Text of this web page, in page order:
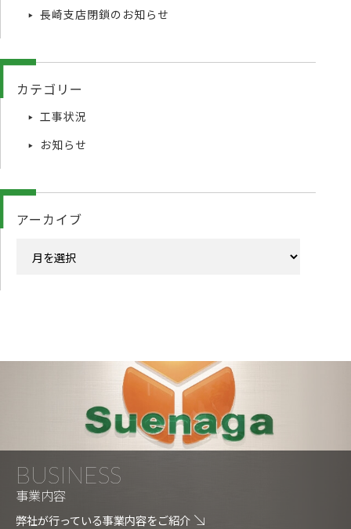
長崎支店閉鎖のお知らせ
カテゴリー
工事状況
お知らせ
アーカイブ
BUSINESS
事業内容
弊社が行っている事業内容をご紹介